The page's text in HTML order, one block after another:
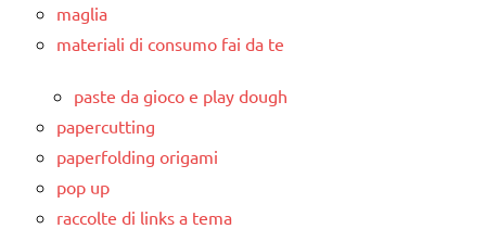
maglia
materiali di consumo fai da te
paste da gioco e play dough
papercutting
paperfolding origami
pop up
raccolte di links a tema